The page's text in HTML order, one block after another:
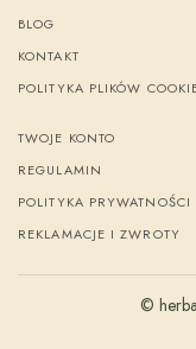
BLOG
KONTAKT
POLITYKA PLIKÓW
TWOJE KONTO
REGULAMIN
POLITYKA PRYWATNOŚCI
REKLAMACJE I ZWROTY
©